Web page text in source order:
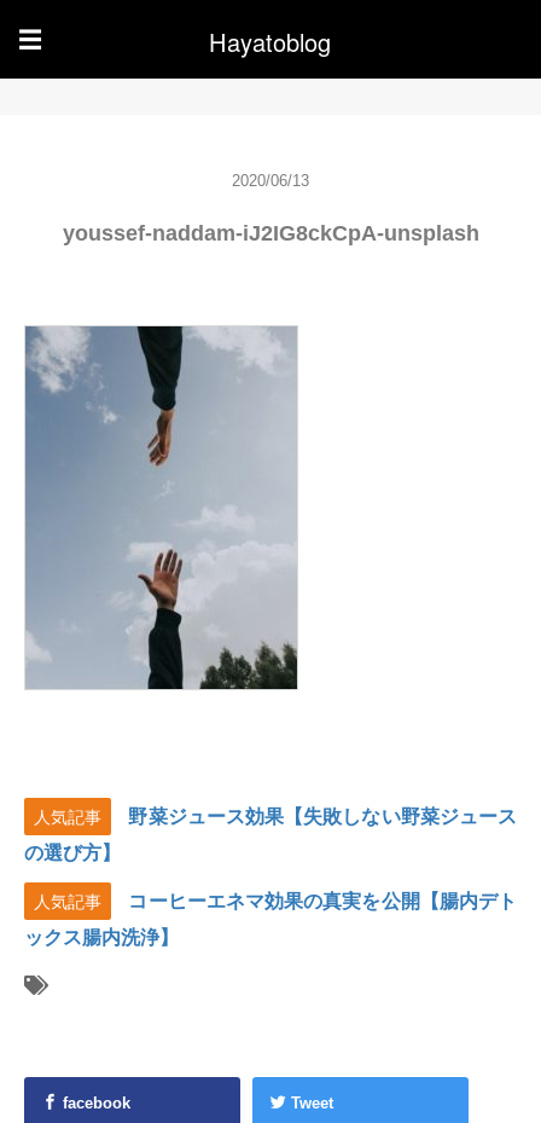
☰ Hayatoblog
2020/06/13
youssef-naddam-iJ2IG8ckCpA-unsplash
人気記事
野菜ジュース効果【失敗しない野菜ジュース
の選び方】
人気記事
コーヒーエネマ効果の真実を公開【腸内デト
ックス腸内洗浄】
facebook Tweet